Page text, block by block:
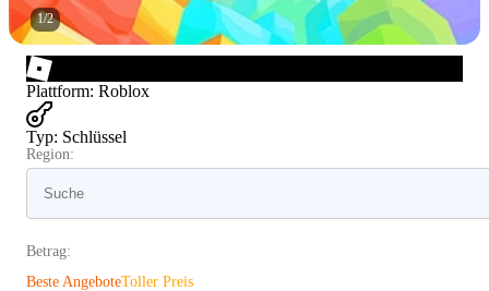
1/2
Plattform: Roblox
Typ: Schlüssel
Region:
Betrag:
Beste AngeboteToller Preis